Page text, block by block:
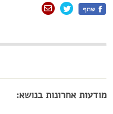
מודעות אחרונות בנושא: